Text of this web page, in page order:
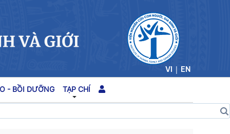
VI | EN
- BỒI DƯỠNG TẠP CHÍ